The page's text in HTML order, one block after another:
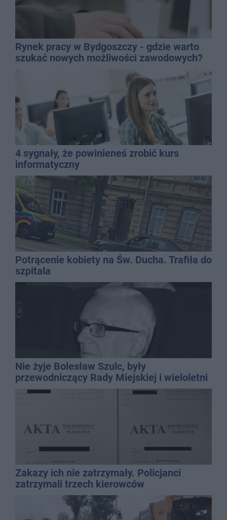
Rynek pracy w Bydgoszczy - gdzie warto
szukać nowych możliwości zawodowych?
4 sygnały, że powinieneś zrobić kurs
informatyczny
Potrącenie kobiety na Św. Ducha. Trafiła do
szpitala
Nie żyje Bolesław Szulc, były
przewodniczący Rady Miejskiej i wieloletni
dyrektor SP 14
Zakazy ich nie zatrzymały. Policjanci
zatrzymali trzech kierowców